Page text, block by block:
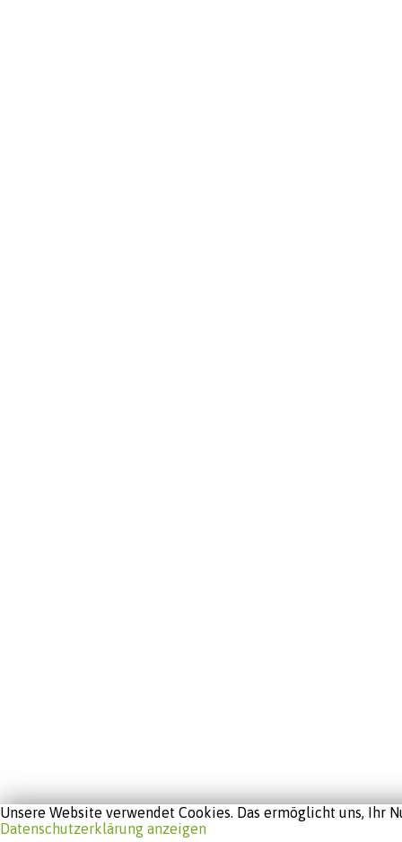
Unsere Website verwendet Cookies. Das ermöglicht uns,
Datenschutzerklärung anzeigen